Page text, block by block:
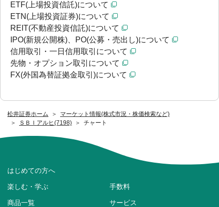
松井証券ホーム
マーケット情報(株式市況・株価検索など)
ＳＢＩアルヒ(7198)
チャート
ETF(上場投資信託)について
ETN(上場投資証券)について
REIT(不動産投資信託)について
IPO(新規公開株)、PO(公募・売出し)について
信用取引・一日信用取引について
先物・オプション取引について
FX(外国為替証拠金取引)について
はじめての方へ
楽しむ・学ぶ 手数料
商品一覧 サービス